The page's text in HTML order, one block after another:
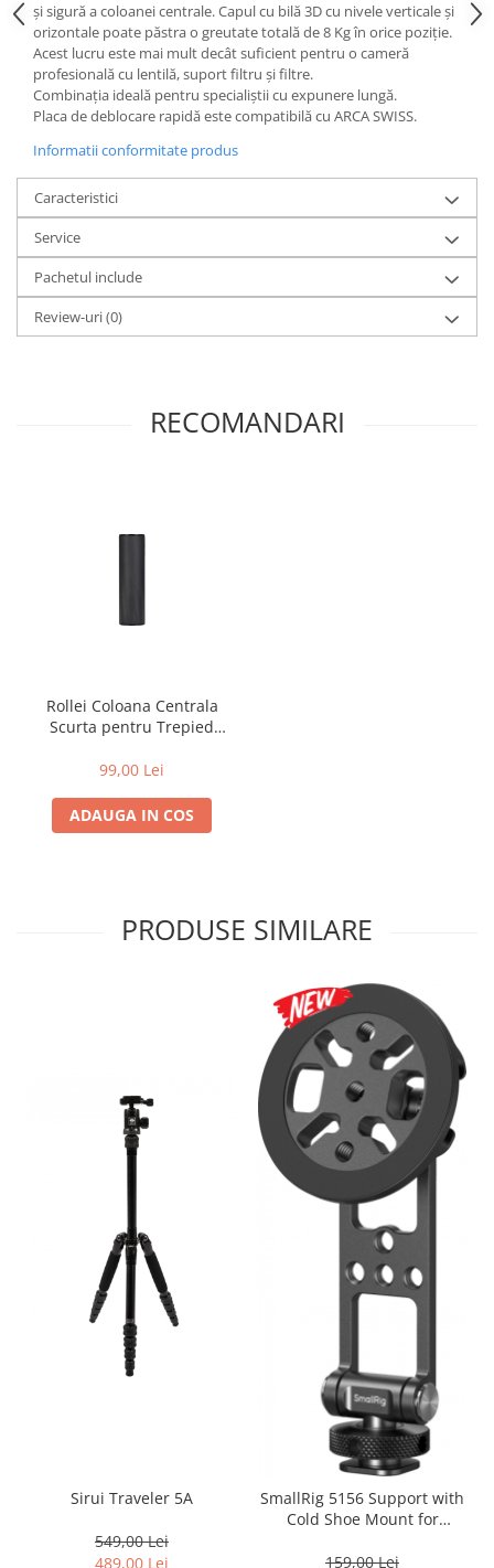
și sigură a coloanei centrale. Capul cu bilă 3D cu nivele verticale și
orizontale poate păstra o greutate totală de 8 Kg în orice poziție.
Acest lucru este mai mult decât suficient pentru o cameră
profesională cu lentilă, suport filtru și filtre.
Combinația ideală pentru specialiștii cu expunere lungă.
Placa de deblocare rapidă este compatibilă cu ARCA SWISS.
Informatii conformitate produs
Caracteristici
Service
Pachetul include
Review-uri(0)
RECOMANDARI
Rollei Coloana Centrala
Scurta pentru Trepied
99,00 Lei
ADAUGA IN COS
PRODUSE SIMILARE
Sirui Traveler 5A
549,00 Lei
489,00 Lei
SmallRig 5156 Support with
Cold Shoe Mount for
159,00 Lei